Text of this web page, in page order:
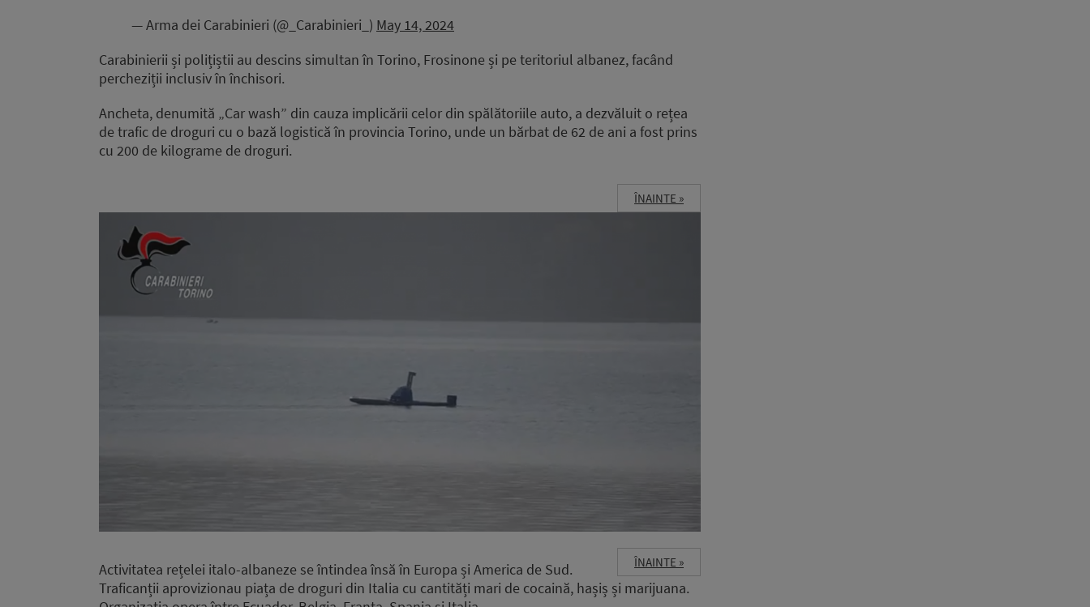
— Arma dei Carabinieri (@_Carabinieri_) May 14, 2024
Carabinierii și polițiștii au descins simultan în Torino, Frosinone și pe teritoriul albanez, facând
percheziții inclusiv în închisori.
Ancheta, denumită „Car wash” din cauza implicării celor din spălătoriile auto, a dezvăluit o rețea
de trafic de droguri cu o bază logistică în provincia Torino, unde un bărbat de 62 de ani a fost prins
cu 200 de kilograme de droguri.
ÎNAINTE »
ÎNAINTE »
Activitatea rețelei italo-albaneze se întindea însă în Europa și America de Sud.
Traficanții aprovizionau piața de droguri din Italia cu cantități mari de cocaină, hașiș și marijuana.